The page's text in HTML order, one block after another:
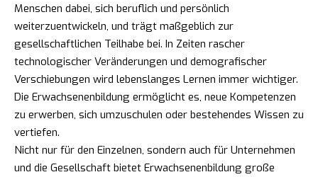
Menschen dabei, sich beruflich und persönlich
weiterzuentwickeln, und trägt maßgeblich zur
gesellschaftlichen Teilhabe bei. In Zeiten rascher
technologischer Veränderungen und demografischer
Verschiebungen wird lebenslanges Lernen immer wichtiger.
Die Erwachsenenbildung ermöglicht es, neue Kompetenzen
zu erwerben, sich umzuschulen oder bestehendes Wissen zu
vertiefen.
Nicht nur für den Einzelnen, sondern auch für Unternehmen
und die Gesellschaft bietet Erwachsenenbildung große